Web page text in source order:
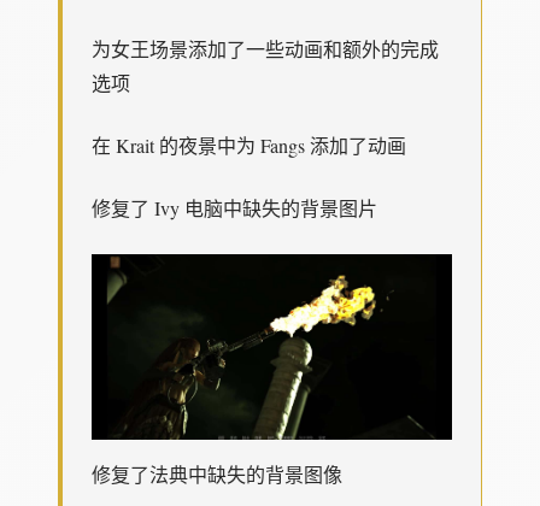
为女王场景添加了一些动画和额外的完成
选项
在 Krait 的夜景中为 Fangs 添加了动画
修复了 Ivy 电脑中缺失的背景图片
修复了法典中缺失的背景图像